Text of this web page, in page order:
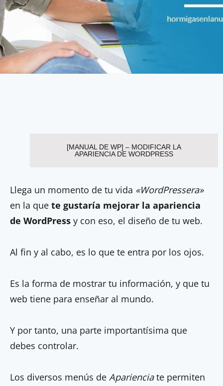
[MANUAL DE WP] – MODIFICAR LA
APARIENCIA DE WORDPRESS
Llega un momento de tu vida «WordPressera»
en la que te gustaría mejorar la apariencia
de WordPress y con eso, el diseño de tu web.
Al fin y al cabo, es lo que te entra por los ojos.
Es la forma de mostrar tu información, y que tu
web tiene para enseñar al mundo.
Y por tanto, una parte importantísima que
debes controlar.
Los diversos menús de Aparienciate permiten